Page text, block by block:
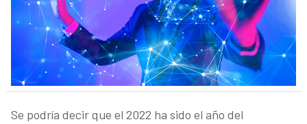
Se podría decir que el 2022 ha sido el año del